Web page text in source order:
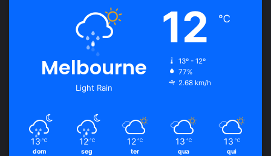
Melbourne
Light Rain
12 ℃
13º - 12º
77%
2.68 km/h
13 ℃
dom
12 ℃
seg
12 ℃
ter
13 ℃
qua
13 ℃
qui